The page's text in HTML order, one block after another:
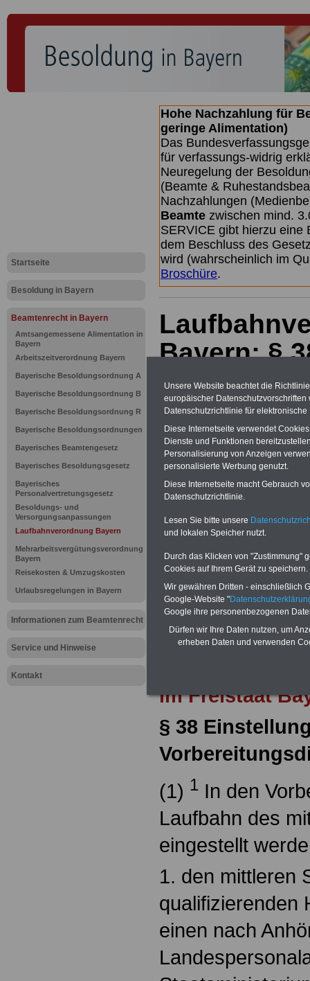
Startseite
Besoldung in Bayern
Beamtenrecht in Bayern
Amtsangemessene Alimentation in
Bayern
Arbeitszeitverordnung Bayern
Bayerische Besoldungsordnung A
Bayerische Besoldungsordnung B
Bayerische Besoldungsordnung R
Bayerische Besoldungsordnungen
Bayerisches Beamtengesetz
Bayerisches Besoldungsgesetz
Bayerisches
Personalvertretungsgesetz
Besoldungs- und
Versorgungsanpassungen
Laufbahnverordnung Bayern
Mehrarbeitsvergütungsverordnung
Bayern
Reisekosten & Umzugskosten
Urlaubsregelungen in Bayern
Informationen zum Beamtenrecht
Service und Hinweise
Kontakt
Hohe Nachzahlung für
geringe Alimentation)
Das
für verfassungs-widrig
Neuregelung der
(Beamte &
Nachzahlungen
Beamte zwischen mind.
SERVICE gibt hierzu eine
dem Beschluss des
wird (wahrscheinlich im
Broschüre.
Bayern: §
den
BEHÖRDEN-ABOmit drei
nur 25,00 Euro: Wissenswertes für
Beamtinnen und Beamte,
sorgungsrecht (Bund/Länder) sowie
Beihilferecht in Bund und Ländern.
drei Ratgeber sind übersichtlich
und erläutern auch komplizierte
Sachverhalte ver-ständlich (auch für
öffentlichen Dienstes im Freistaat
Bayerngeeignet).BEHÖRDEN-ABO
hier bestellen
ACHTUNG Neue Broschüre zum
vorbestellen:
Beam-tinnen & Beamte in Bund und
Ländern durch Neuregeliung der
amtsangemessen Alimen-
im Freistaat
§ 38
(1) 1 In den
Laufbahn des
eingestellt
1. den mittleren
qualifizierenden
einen nach
Unsere Website beachtet die
europäischer
Datenschutzrichtlinie für
Diese Internetseite verwendet
Dienste und Funktionen
Personalisierung von Anzeigen
personalisierte Werbung genutzt.
Diese Internetseite macht Gebrauch
Datenschutzrichtlinie.
Lesen Sie bitte unsere
und lokalen Speicher nutzt.
Durch das Klicken von "Zustimmung"
Cookies auf Ihrem Gerät zu speichern.
Wir gewähren Dritten - einschließlich
Google-Website "
Google ihre personenbezogenen
Dürfen wir Ihre Daten nutzen, um
erheben Daten und verwenden